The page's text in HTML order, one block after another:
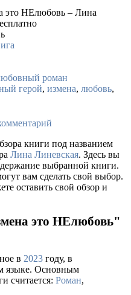
роман
герой, измена, любовь,
книги под названием
Лина Линевская. Здесь вы
выбранной книги.
вам сделать свой выбор.
оставить свой обзор и
это НЕлюбовь"
в 2023 году, в
языке. Основным
считается: Роман,